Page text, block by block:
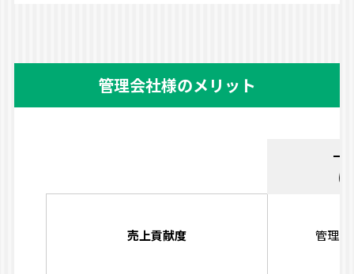
管理会社様のメリット
一
に
売上貢献度 管理